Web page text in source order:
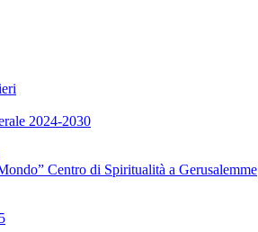
2024-2030
Centro di Spiritualità a Gerusalemme